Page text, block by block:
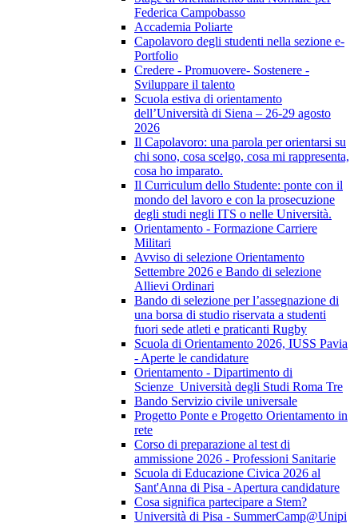
Federica Campobasso
Accademia Poliarte
Capolavoro degli studenti nella sezione e-
Portfolio
Credere - Promuovere- Sostenere -
Sviluppare il talento
Scuola estiva di orientamento
dell’Università di Siena – 26-29 agosto
2026
Il Capolavoro: una parola per orientarsi su
chi sono, cosa scelgo, cosa mi rappresenta,
cosa ho imparato.
Il Curriculum dello Studente: ponte con il
mondo del lavoro e con la prosecuzione
degli studi negli ITS o nelle Università.
Orientamento - Formazione Carriere
Militari
Avviso di selezione Orientamento
Settembre 2026 e Bando di selezione
Allievi Ordinari
Bando di selezione per l’assegnazione di
una borsa di studio riservata a studenti
fuori sede atleti e praticanti Rugby
Scuola di Orientamento 2026, IUSS Pavia
- Aperte le candidature
Orientamento - Dipartimento di
Scienze_Università degli Studi Roma Tre
Bando Servizio civile universale
Progetto Ponte e Progetto Orientamento in
rete
Corso di preparazione al test di
ammissione 2026 - Professioni Sanitarie
Scuola di Educazione Civica 2026 al
Sant'Anna di Pisa - Apertura candidature
Cosa significa partecipare a Stem?
Università di Pisa - SummerCamp@Unipi